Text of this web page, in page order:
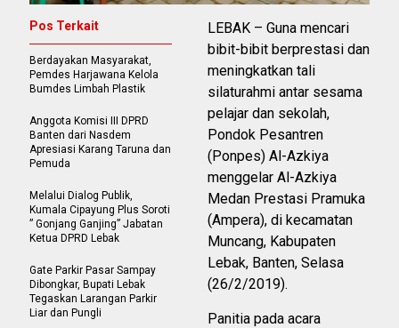
LEBAK – Guna mencari
bibit-bibit berprestasi dan
meningkatkan tali
silaturahmi antar sesama
pelajar dan sekolah,
Pondok Pesantren
(Ponpes) Al-Azkiya
menggelar Al-Azkiya
Medan Prestasi Pramuka
(Ampera), di kecamatan
Muncang, Kabupaten
Lebak, Banten, Selasa
(26/2/2019).
Panitia pada acara
Pos Terkait
Berdayakan Masyarakat,
Pemdes Harjawana Kelola
Bumdes Limbah Plastik
Anggota Komisi III DPRD
Banten dari Nasdem
Apresiasi Karang Taruna dan
Pemuda
Melalui Dialog Publik,
Kumala Cipayung Plus Soroti
” Gonjang Ganjing” Jabatan
Ketua DPRD Lebak
Gate Parkir Pasar Sampay
Dibongkar, Bupati Lebak
Tegaskan Larangan Parkir
Liar dan Pungli